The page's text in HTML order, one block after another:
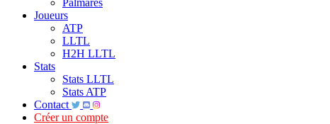
Palmarès
Joueurs
ATP
LLTL
H2H LLTL
Stats
Stats LLTL
Stats ATP
Contact
Créer un compte